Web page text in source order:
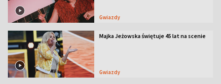
Gwiazdy
Majka Jeżowska świętuje 45 lat na scenie
Gwiazdy